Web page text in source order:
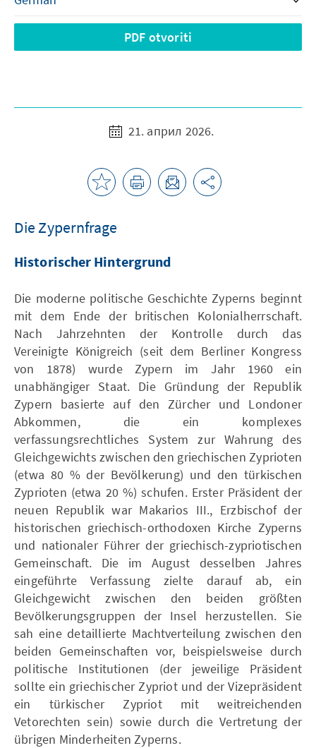
PDF otvoriti
21. април 2026.
Die Zypernfrage
Historischer Hintergrund
Die moderne politische Geschichte Zyperns beginnt
mit dem Ende der britischen Kolonialherrschaft.
Nach Jahrzehnten der Kontrolle durch das
Vereinigte Königreich (seit dem Berliner Kongress
von 1878) wurde Zypern im Jahr 1960 ein
unabhängiger Staat. Die Gründung der Republik
Zypern basierte auf den Zürcher und Londoner
Abkommen, die ein komplexes
verfassungsrechtliches System zur Wahrung des
Gleichgewichts zwischen den griechischen Zyprioten
(etwa 80 % der Bevölkerung) und den türkischen
Zyprioten (etwa 20 %) schufen. Erster Präsident der
neuen Republik war Makarios III., Erzbischof der
historischen griechisch-orthodoxen Kirche Zyperns
und nationaler Führer der griechisch-zypriotischen
Gemeinschaft. Die im August desselben Jahres
eingeführte Verfassung zielte darauf ab, ein
Gleichgewicht zwischen den beiden größten
Bevölkerungsgruppen der Insel herzustellen. Sie
sah eine detaillierte Machtverteilung zwischen den
beiden Gemeinschaften vor, beispielsweise durch
politische Institutionen (der jeweilige Präsident
sollte ein griechischer Zypriot und der Vizepräsident
ein türkischer Zypriot mit weitreichenden
Vetorechten sein) sowie durch die Vertretung der
übrigen Minderheiten Zyperns.